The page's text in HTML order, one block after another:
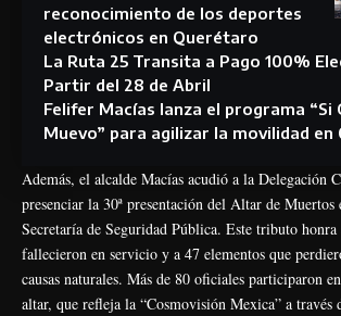
reconocimiento de los deportes
electrónicos en Querétaro
La Ruta 25 Transita a Pago 100%
Partir del 28 de Abril
Felifer Macías lanza el programa “Si
Muevo” para agilizar la movilidad
Además, el alcalde Macías acudió a la Delegación
presenciar la 30ª presentación del Altar de
Secretaría de Seguridad Pública. Este tributo
fallecieron en servicio y a 47 elementos que
causas naturales. Más de 80 oficiales participaron
altar, que refleja la “Cosmovisión Mexica” a través